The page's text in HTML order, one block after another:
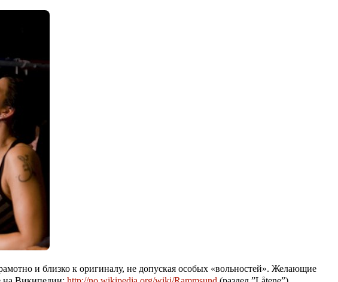
и близко к оригиналу, не допуская особых «вольностей». Желающие